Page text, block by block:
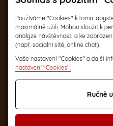
Používáme "Cookies" k tomu,
maximálně užili. Mohou sloužit k
analýze návštěvnosti a ke
(např. socialní sítě, online chat).
Vaše nastavení "Cookies" a další
nastavení "Cookies".
Ručně
a na dalších
2